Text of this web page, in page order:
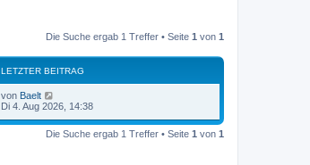
Die Suche ergab 1 Treffer • Seite 1 von 1
LETZTER BEITRAG
von Baelt
Di 4. Aug 2026, 14:38
Die Suche ergab 1 Treffer • Seite 1 von 1